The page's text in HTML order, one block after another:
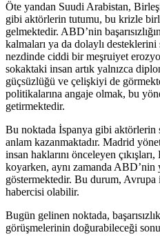
Öte yandan Suudi Arabistan,
gibi aktörlerin tutumu, bu krizle
gelmektedir. ABD’nin
kalmaları ya da dolaylı
nezdinde ciddi bir meşruiyet
sokaktaki insan artık yalnızca
güçsüzlüğü ve çelişkiyi de
politikalarına angaje olmak, bu
getirmektedir.
Bu noktada İspanya gibi aktörlerin
anlam kazanmaktadır. Madrid
insan haklarını önceleyen çıkışları,
koyarken, aynı zamanda ABD’nin
göstermektedir. Bu durum, Avrupa
habercisi olabilir.
Bugün gelinen noktada,
görüşmelerinin doğurabileceği